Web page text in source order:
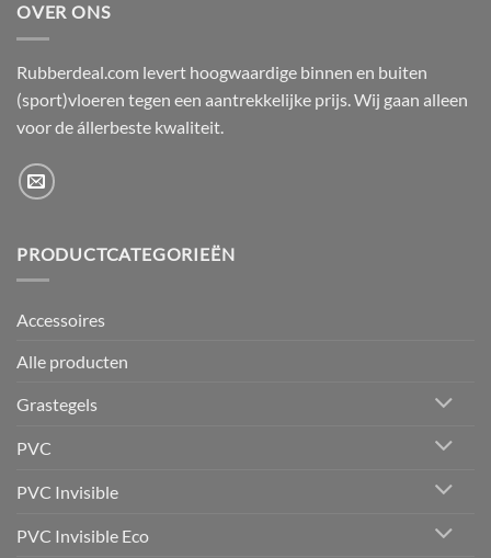
OVER ONS
Rubberdeal.com levert hoogwaardige binnen en buiten
(sport)vloeren tegen een aantrekkelijke prijs. Wij gaan alleen
voor de állerbeste kwaliteit.
PRODUCTCATEGORIEËN
Accessoires
Alle producten
Grastegels
PVC
PVC Invisible
PVC Invisible Eco